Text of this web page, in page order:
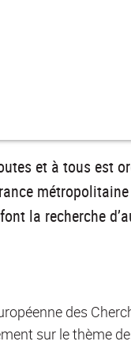
et à tous est
métropolitaine
la recherche
des
sur le thème